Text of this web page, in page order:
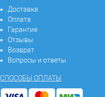
Доставка
Оплата
Гарантия
Отзывы
Возврат
Вопросы и ответы
СПОСОБЫ ОПЛАТЫ